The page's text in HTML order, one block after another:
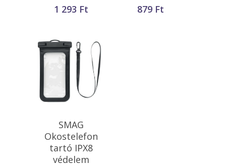
1 293 Ft
879 Ft
Kosárba
Teszem
SMAG
Okostelefon
tartó IPX8
védelem